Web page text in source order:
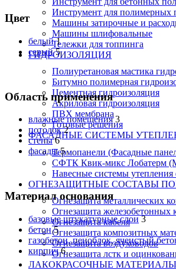
Инструмент для полимерных
Машины затирочные и
Машины шлифовальные
Тележки для топпинга
ГИДРОИЗОЛЯЦИЯ
Полиуретановая мастика
Битумно полимерная
Цементная гидроизоляция
Акриловая гидроизоляция
ПВХ мембрана
Готовые решения
ФАСАДНЫЕ СИСТЕМЫ
Термопанели (Фасадные
СФТК Квик-микс Лобатерм
Навесные системы утепления
ОГНЕЗАЩИТНЫЕ СОСТАВЫ
Огнезащита металлических
Огнезащита железобетонных
Огнезащита кабеля
Огнезащита композитных
Огнезащита воздуховодов
Огнезащита лстк и
ЛАКОКРАСОЧНЫЕ МАТЕРИАЛЫ
Цвет
белый 1
серый 5
Область применения
влажные помещения 3
потолок 2
стены 6
фасады 5
Материал основания
базовые штукатурные слои 3
бетон 5
газобетон, пеноблок, ячеистый
кирпич 6